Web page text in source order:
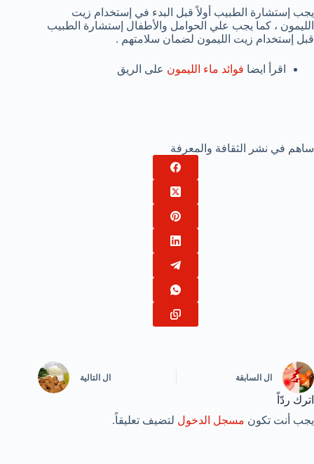
يجب إستشارة الطبيب أولاً قبل البدء في إستخدام زيت
الليمون ، كما يجب علي الحوامل والأطفال إستشارة الطبيب
قبل إستخدام زيت الليمون لضمان سلامتهم .
اقرأ ايضا فوائد ماء الليمون على الريق
ساهم في نشر الثقافة والمعرفة
ال السابقة ال التالية
اترك ردّاً
يجب أنت تكون مسجل الدخول لتضيف تعليقاً.